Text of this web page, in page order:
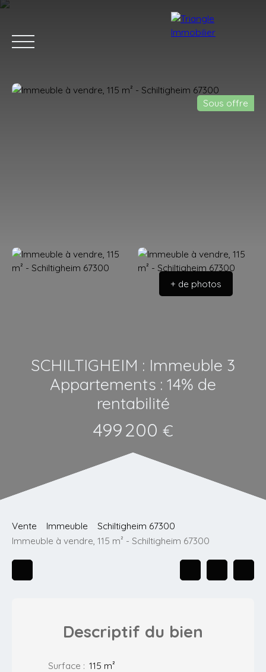
Sous offre
+ de photos
SCHILTIGHEIM : Immeuble 3
Appartements : 14% de
rentabilité
499 200 €
Vente Immeuble
Schiltigheim 67300
Immeuble à vendre, 115 m² - Schiltigheim 67300
Descriptif du bien
Surface : 115 m²